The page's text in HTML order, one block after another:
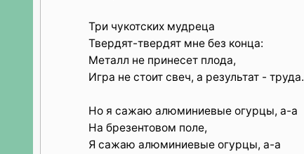
Три чукотских мудреца
Твердят-твердят мне без конца:
Металл не принесет плода,
Игра не стоит свеч, а результат - труда.
Но я сажаю алюминиевые огурцы, а-а
На брезентовом поле,
Я сажаю алюминиевые огурцы, а-а